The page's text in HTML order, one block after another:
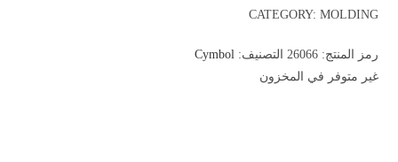
CATEGORY: MOLDING
رمز المنتج:26066 التصنيف:Cymbol
غير متوفر في المخزون